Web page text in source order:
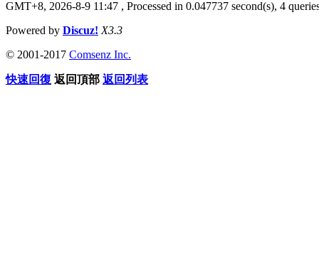
GMT+8, 2026-8-9 11:47 , Processed in 0.047737 second(s), 4
Powered by Discuz! X3.3
© 2001-2017 Comsenz Inc.
快速回復 返回頂部 返回列表